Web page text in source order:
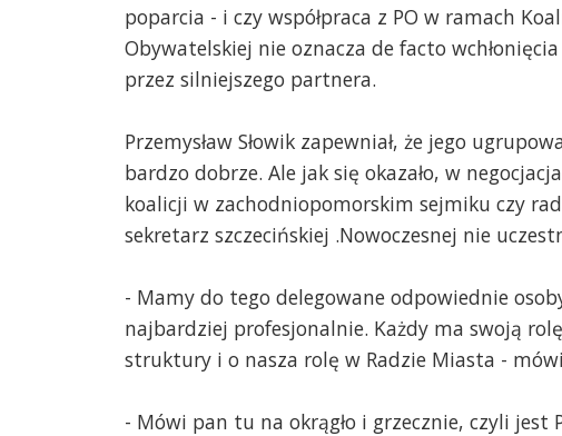
poparcia - i czy współpraca z PO w ramach
Obywatelskiej nie oznacza de facto
przez silniejszego partnera.
Przemysław Słowik zapewniał, że jego
bardzo dobrze. Ale jak się okazało, w
koalicji w zachodniopomorskim sejmiku czy
sekretarz szczecińskiej .Nowoczesnej nie
- Mamy do tego delegowane odpowiednie
najbardziej profesjonalnie. Każdy ma swoją
struktury i o nasza rolę w Radzie Miasta -
- Mówi pan tu na okrągło i grzecznie, czyli jest